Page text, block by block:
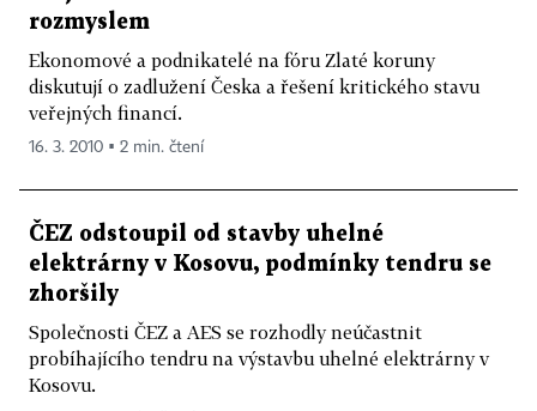
rozmyslem
Ekonomové a podnikatelé na fóru Zlaté koruny
diskutují o zadlužení Česka a řešení kritického stavu
veřejných financí.
16. 3. 2010 ▪ 2 min. čtení
ČEZ odstoupil od stavby uhelné
elektrárny v Kosovu, podmínky tendru se
zhoršily
Společnosti ČEZ a AES se rozhodly neúčastnit
probíhajícího tendru na výstavbu uhelné elektrárny v
Kosovu.